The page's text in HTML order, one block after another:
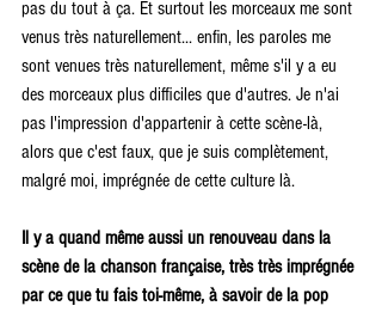
pas du tout à ça. Et surtout les morceaux me sont
venus très naturellement... enfin, les paroles me
sont venues très naturellement, même s'il y a eu
des morceaux plus difficiles que d'autres. Je n'ai
pas l'impression d'appartenir à cette scène-là,
alors que c'est faux, que je suis complètement,
malgré moi, imprégnée de cette culture là.
Il y a quand même aussi un renouveau dans la
scène de la chanson française, très très imprégnée
par ce que tu fais toi-même, à savoir de la pop